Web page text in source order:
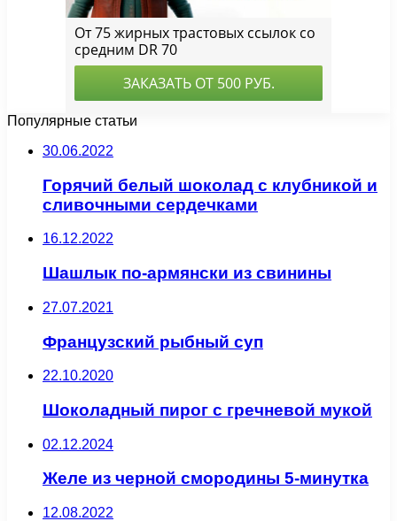
Популярные статьи
30.06.2022
Горячий белый шоколад с клубникой и
сливочными сердечками
16.12.2022
Шашлык по-армянски из свинины
27.07.2021
Французский рыбный суп
22.10.2020
Шоколадный пирог с гречневой мукой
02.12.2024
Желе из черной смородины 5-минутка
12.08.2022